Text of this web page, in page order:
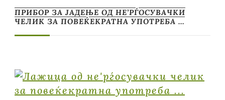
ПРИБОР ЗА ЈАДЕЊЕ ОД НЕ’РЃОСУВАЧКИ
ЧЕЛИК ЗА ПОВЕЌЕКРАТНА УПОТРЕБА …